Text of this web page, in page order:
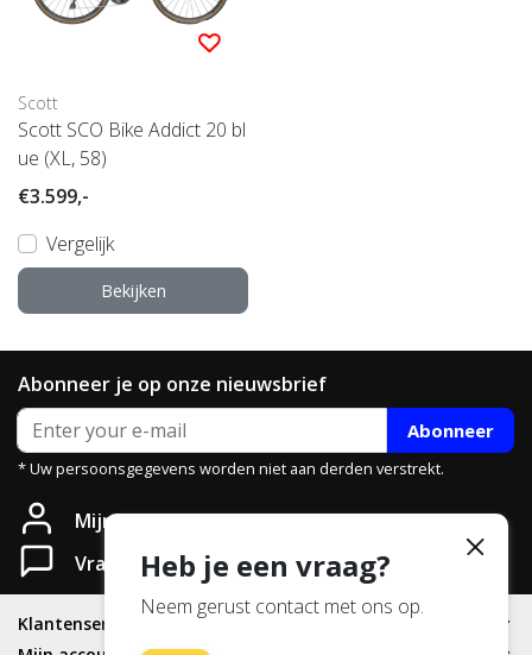
Scott
Scott SCO Bike Addict 20 bl
ue (XL, 58)
€3.599,-
Vergelijk
Bekijken
Abonneer je op onze nieuwsbrief
Abonneer
* Uw persoonsgegevens worden niet aan derden verstrekt.
Mijn account
Vragen?
Klantenservice
Heb je een vraag?
Neem gerust contact met ons op.